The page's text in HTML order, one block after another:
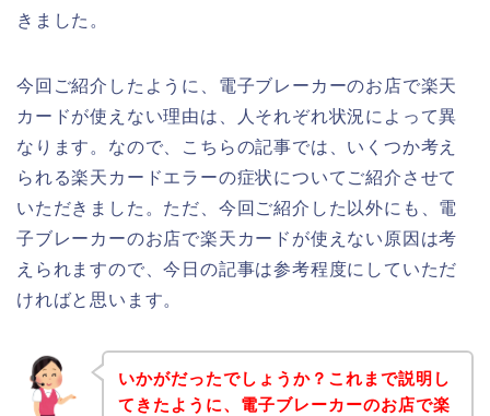
きました。
今回ご紹介したように、電子ブレーカーのお店で楽天
カードが使えない理由は、人それぞれ状況によって異
なります。なので、こちらの記事では、いくつか考え
られる楽天カードエラーの症状についてご紹介させて
いただきました。ただ、今回ご紹介した以外にも、電
子ブレーカーのお店で楽天カードが使えない原因は考
えられますので、今日の記事は参考程度にしていただ
ければと思います。
いかがだったでしょうか？これまで説明し
てきたように、電子ブレーカーのお店で楽